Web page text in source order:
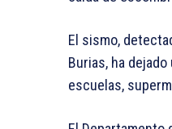
El sismo,
Burias, ha
escuelas,